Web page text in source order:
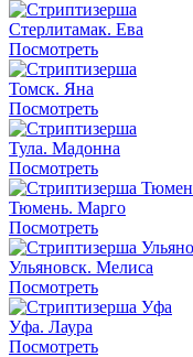
Стерлитамак. Ева
Посмотреть
Томск. Яна
Посмотреть
Тула. Мадонна
Посмотреть
Тюмень. Марго
Посмотреть
Ульяновск. Мелиса
Посмотреть
Уфа. Лаура
Посмотреть